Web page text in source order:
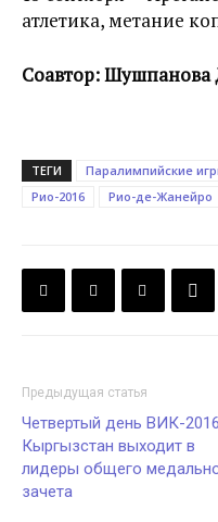
атлетика, метание
Соавтор: Шушпанова
ТЕГИ Паралимпийские
Рио-2016
Рио-де-Жанейро
Предыдущая статья
Четвертый день ВИК-
Кыргызстан выходит в
лидеры общего
зачета